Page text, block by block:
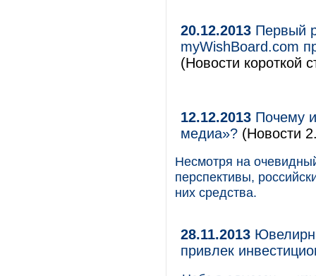
20.12.2013 Первый
myWishBoard.сom
(Новости короткой
12.12.2013 Почему
медиа»? (Новости
Несмотря на
перспективы,
них средства.
28.11.2013
привлек